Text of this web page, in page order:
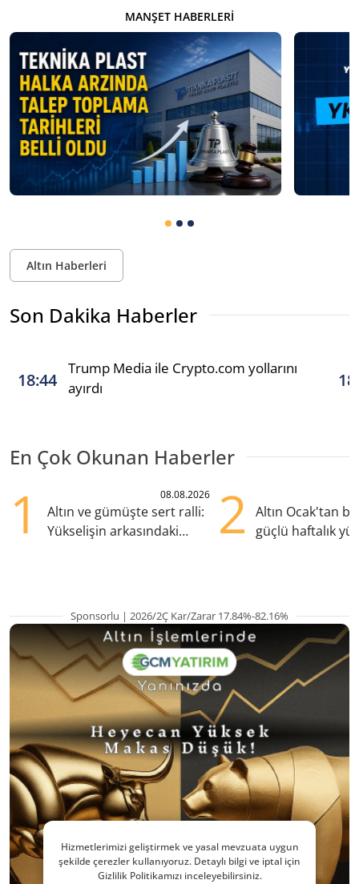
MANŞET HABERLERI
Altın Haberleri
Son Dakika Haberler
18:44
Trump Media ile Crypto.com yollarını
ayırdı
En Çok Okunan Haberler
1 08.08.2026
Altın ve gümüşte sert ralli:
Yükselişin arkasındaki
2
Altın Ocak'tan
güçlü haftalık
Sponsorlu | 2026/2Ç Kar/Zarar 17.84%-82.16%
Hizmetlerimizi geliştirmek ve yasal mevzuata uygun
şekilde çerezler kullanıyoruz. Detaylı bilgi ve iptal için
Gizlilik Politikamızı inceleyebilirsiniz.